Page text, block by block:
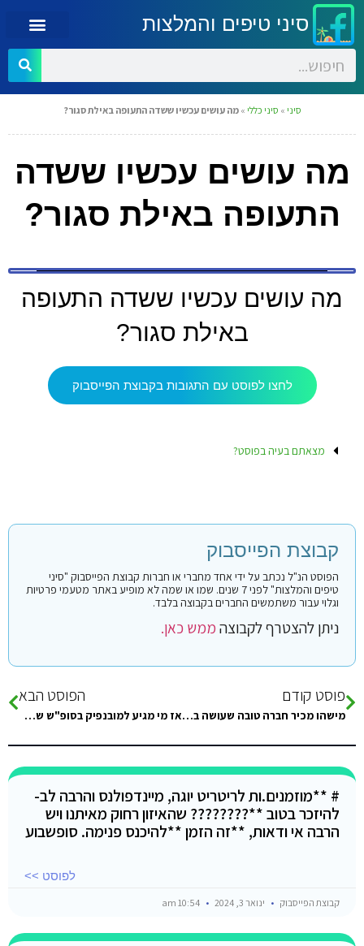
סיני טיפים והמלצות
סיני » סיני כללי »מה עושים עכשיו ששדה התעופה באילת סגור?
מה עושים עכשיו ששדה
התעופה באילת סגור?
מה עושים עכשיו ששדה התעופה
באילת סגור?
לחצו לפוסט עם התגובות בקבוצת הפייסבוק
מצאתם בעיה בפוסט?
קבוצת הפייסבוק
הפוסט הנ"ל נכתב על ידי אחד מחברי או חברות קבוצת הפייסבוק "סיני
טיפים והמלצות" לפני 7 שנים. שמו או שמה לא מופיע באתר מטעמי פרטיות
וגלוי עבור משתמשים החברים בקבוצה בלבד.
ניתן להצטרף לקבוצהממש כאן.
פוסט קודם
מישהו מכיר חברה טובה שעושה באפריל צלילות בסיני? מה האתרים המומלצים לצלול?
הפוסט הבא
אז מי מגיע למובנפיק בסופ"ש של שבועות???
# **מוזמנים.ות לריטריט יוגה, מיינדפולנס והרבה לב-
להיזכר בטוב **???????? שהאיזון רחוק מאיתנו ויש
הרבה אי ודאות, **זה הזמן **להיכנס פנימה. סופשבוע
לפוסט >>
קבוצת הפייסבוק ינואר 3, 2024